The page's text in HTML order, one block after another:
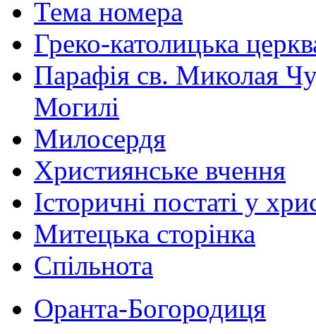
Тема номера
Греко-католицька
Парафія св. Миколая
Могилі
Милосердя
Християнське вчення
Історичні постаті у
Митецька сторінка
Спільнота
Оранта-Богородиця